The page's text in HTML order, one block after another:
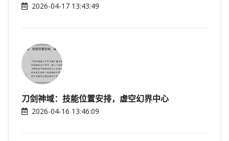
2026-04-17 13:43:49
刀剑神域：技能位置安排，虚空幻界中心
2026-04-16 13:46:09